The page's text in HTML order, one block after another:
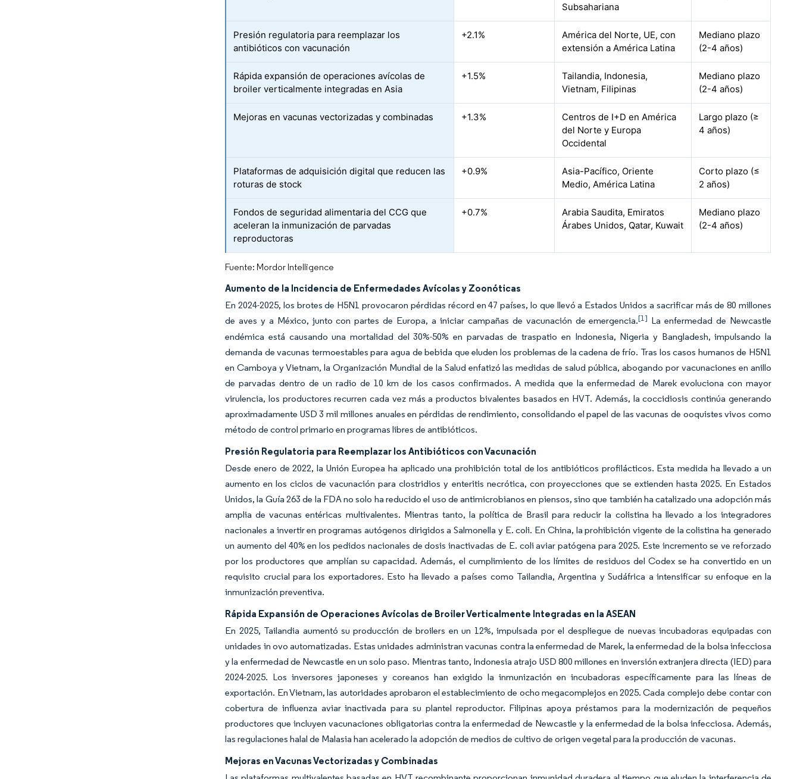
Subsahariana
Presión regulatoria para reemplazar los
antibióticos con vacunación
+2.1%
América del Norte, UE, con
extensión a América Latina
Mediano plazo
(2-4 años)
Rápida expansión de operaciones avícolas de
broiler verticalmente integradas en Asia
+1.5%
Tailandia, Indonesia,
Vietnam, Filipinas
Mediano plazo
(2-4 años)
Mejoras en vacunas vectorizadas y combinadas +1.3%
Centros de I+D en América
del Norte y Europa
Occidental
Largo plazo (≥
4 años)
Plataformas de adquisición digital que reducen las
roturas de stock
+0.9%
Asia-Pacífico, Oriente
Medio, América Latina
Corto plazo (≤
2 años)
Fondos de seguridad alimentaria del CCG que
aceleran la inmunización de parvadas
reproductoras
+0.7%
Arabia Saudita, Emiratos
Árabes Unidos, Qatar, Kuwait
Mediano plazo
(2-4 años)
Fuente: Mordor Intelligence
Aumento de la Incidencia de Enfermedades Avícolas y Zoonóticas
En 2024-2025, los brotes de H5N1 provocaron pérdidas récord en 47 países, lo que llevó a Estados Unidos a sacrificar más de 80 millones
de aves y a México, junto con partes de Europa, a iniciar campañas de vacunación de emergencia.[1] La enfermedad de Newcastle
endémica está causando una mortalidad del 30%-50% en parvadas de traspatio en Indonesia, Nigeria y Bangladesh, impulsando la
demanda de vacunas termoestables para agua de bebida que eluden los problemas de la cadena de frío. Tras los casos humanos de H5N1
en Camboya y Vietnam, la Organización Mundial de la Salud enfatizó las medidas de salud pública, abogando por vacunaciones en anillo
de parvadas dentro de un radio de 10 km de los casos confirmados. A medida que la enfermedad de Marek evoluciona con mayor
virulencia, los productores recurren cada vez más a productos bivalentes basados en HVT. Además, la coccidiosis continúa generando
aproximadamente USD 3 mil millones anuales en pérdidas de rendimiento, consolidando el papel de las vacunas de ooquistes vivos como
método de control primario en programas libres de antibióticos.
Presión Regulatoria para Reemplazar los Antibióticos con Vacunación
Desde enero de 2022, la Unión Europea ha aplicado una prohibición total de los antibióticos profilácticos. Esta medida ha llevado a un
aumento en los ciclos de vacunación para clostridios y enteritis necrótica, con proyecciones que se extienden hasta 2025. En Estados
Unidos, la Guía 263 de la FDA no solo ha reducido el uso de antimicrobianos en piensos, sino que también ha catalizado una adopción más
amplia de vacunas entéricas multivalentes. Mientras tanto, la política de Brasil para reducir la colistina ha llevado a los integradores
nacionales a invertir en programas autógenos dirigidos a Salmonella y E. coli. En China, la prohibición vigente de la colistina ha generado
un aumento del 40% en los pedidos nacionales de dosis inactivadas de E. coli aviar patógena para 2025. Este incremento se ve reforzado
por los productores que amplían su capacidad. Además, el cumplimiento de los límites de residuos del Codex se ha convertido en un
requisito crucial para los exportadores. Esto ha llevado a países como Tailandia, Argentina y Sudáfrica a intensificar su enfoque en la
inmunización preventiva.
Rápida Expansión de Operaciones Avícolas de Broiler Verticalmente Integradas en la ASEAN
En 2025, Tailandia aumentó su producción de broilers en un 12%, impulsada por el despliegue de nuevas incubadoras equipadas con
unidades in ovo automatizadas. Estas unidades administran vacunas contra la enfermedad de Marek, la enfermedad de la bolsa infecciosa
y la enfermedad de Newcastle en un solo paso. Mientras tanto, Indonesia atrajo USD 800 millones en inversión extranjera directa (IED) para
2024-2025. Los inversores japoneses y coreanos han exigido la inmunización en incubadoras específicamente para las líneas de
exportación. En Vietnam, las autoridades aprobaron el establecimiento de ocho megacomplejos en 2025. Cada complejo debe contar con
cobertura de influenza aviar inactivada para su plantel reproductor. Filipinas apoya préstamos para la modernización de pequeños
productores que incluyen vacunaciones obligatorias contra la enfermedad de Newcastle y la enfermedad de la bolsa infecciosa. Además,
las regulaciones halal de Malasia han acelerado la adopción de medios de cultivo de origen vegetal para la producción de vacunas.
Mejoras en Vacunas Vectorizadas y Combinadas